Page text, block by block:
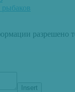
разрешено
Insert